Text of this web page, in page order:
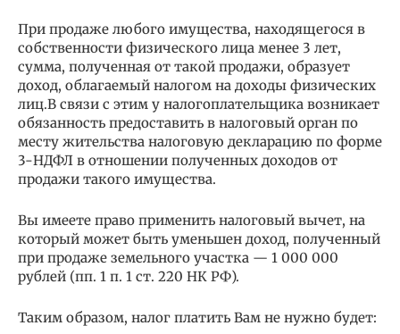
При продаже любого имущества, находящегося в
собственности физического лица менее 3 лет,
сумма, полученная от такой продажи, образует
доход, облагаемый налогом на доходы физических
лиц.В связи с этим у налогоплательщика возникает
обязанность предоставить в налоговый орган по
месту жительства налоговую декларацию по форме
3-НДФЛ в отношении полученных доходов от
продажи такого имущества.
Вы имеете право применить налоговый вычет, на
который может быть уменьшен доход, полученный
при продаже земельного участка — 1 000 000
рублей (пп. 1 п. 1 ст. 220 НК РФ).
Таким образом, налог платить Вам не нужно будет: